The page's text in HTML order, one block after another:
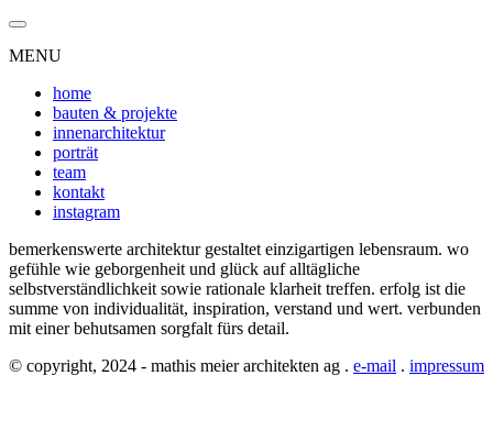
MENU
home
bauten & projekte
innenarchitektur
porträt
team
kontakt
instagram
bemerkenswerte architektur gestaltet einzigartigen lebensraum. wo
gefühle wie geborgenheit und glück auf alltägliche
selbstverständlichkeit sowie rationale klarheit treffen. erfolg ist die
summe von individualität, inspiration, verstand und wert. verbunden
mit einer behutsamen sorgfalt fürs detail.
© copyright, 2024 - mathis meier architekten ag . e-mail . impressum